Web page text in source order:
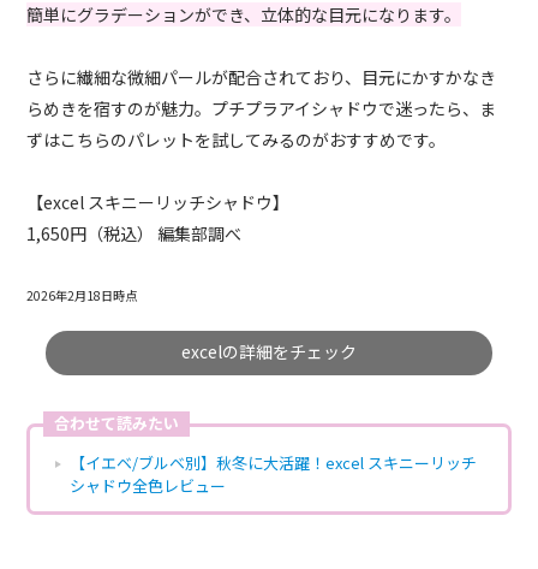
簡単にグラデーションができ、立体的な目元になります。
さらに繊細な微細パールが配合されており、目元にかすかなき
らめきを宿すのが魅力。プチプラアイシャドウで迷ったら、ま
ずはこちらのパレットを試してみるのがおすすめです。
【excel スキニーリッチシャドウ】
1,650円（税込） 編集部調べ
2026年2月18日時点
excelの詳細をチェック
合わせて読みたい
【イエベ/ブルベ別】秋冬に大活躍！excel スキニーリッチ
シャドウ全色レビュー